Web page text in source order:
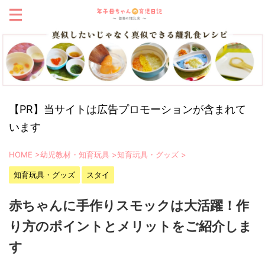
【PR】当サイトは広告プロモーションが含まれて
います
HOME >幼児教材・知育玩具 >知育玩具・グッズ >
知育玩具・グッズ スタイ
赤ちゃんに手作りスモックは大活躍！作
り方のポイントとメリットをご紹介しま
す